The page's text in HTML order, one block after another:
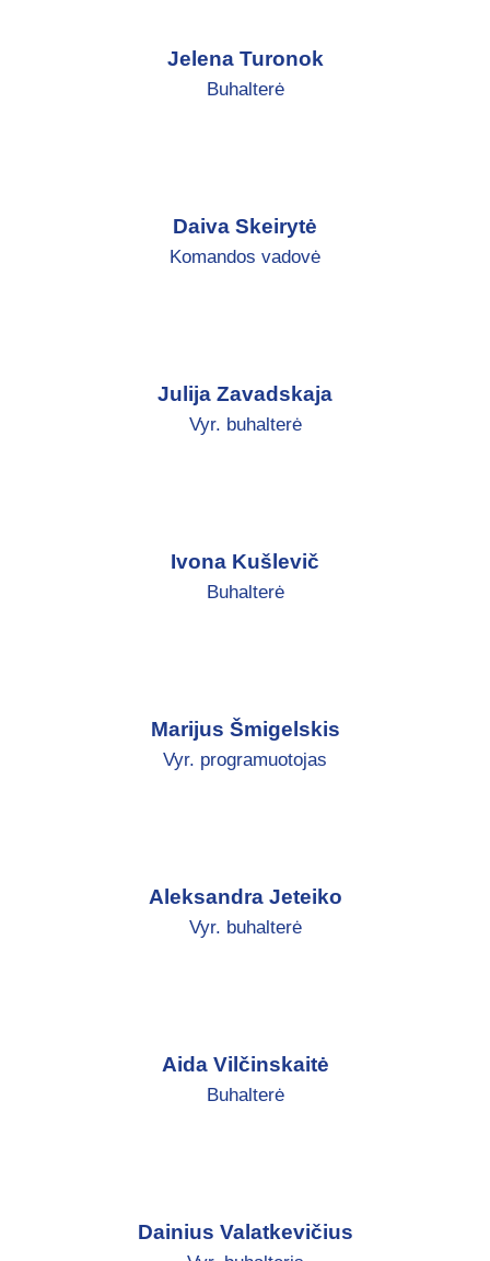
Jelena Turonok
Buhalterė
Daiva Skeirytė
Komandos vadovė
Julija Zavadskaja
Vyr. buhalterė
Ivona Kušlevič
Buhalterė
Marijus Šmigelskis
Vyr. programuotojas
Aleksandra Jeteiko
Vyr. buhalterė
Aida Vilčinskaitė
Buhalterė
Dainius Valatkevičius